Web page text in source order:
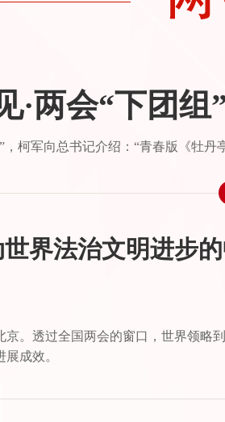
·两会“下团
柯军向总书记介绍：“青春版《牡
界法治文明进步
。透过全国两会的窗口，世界领略
成效。